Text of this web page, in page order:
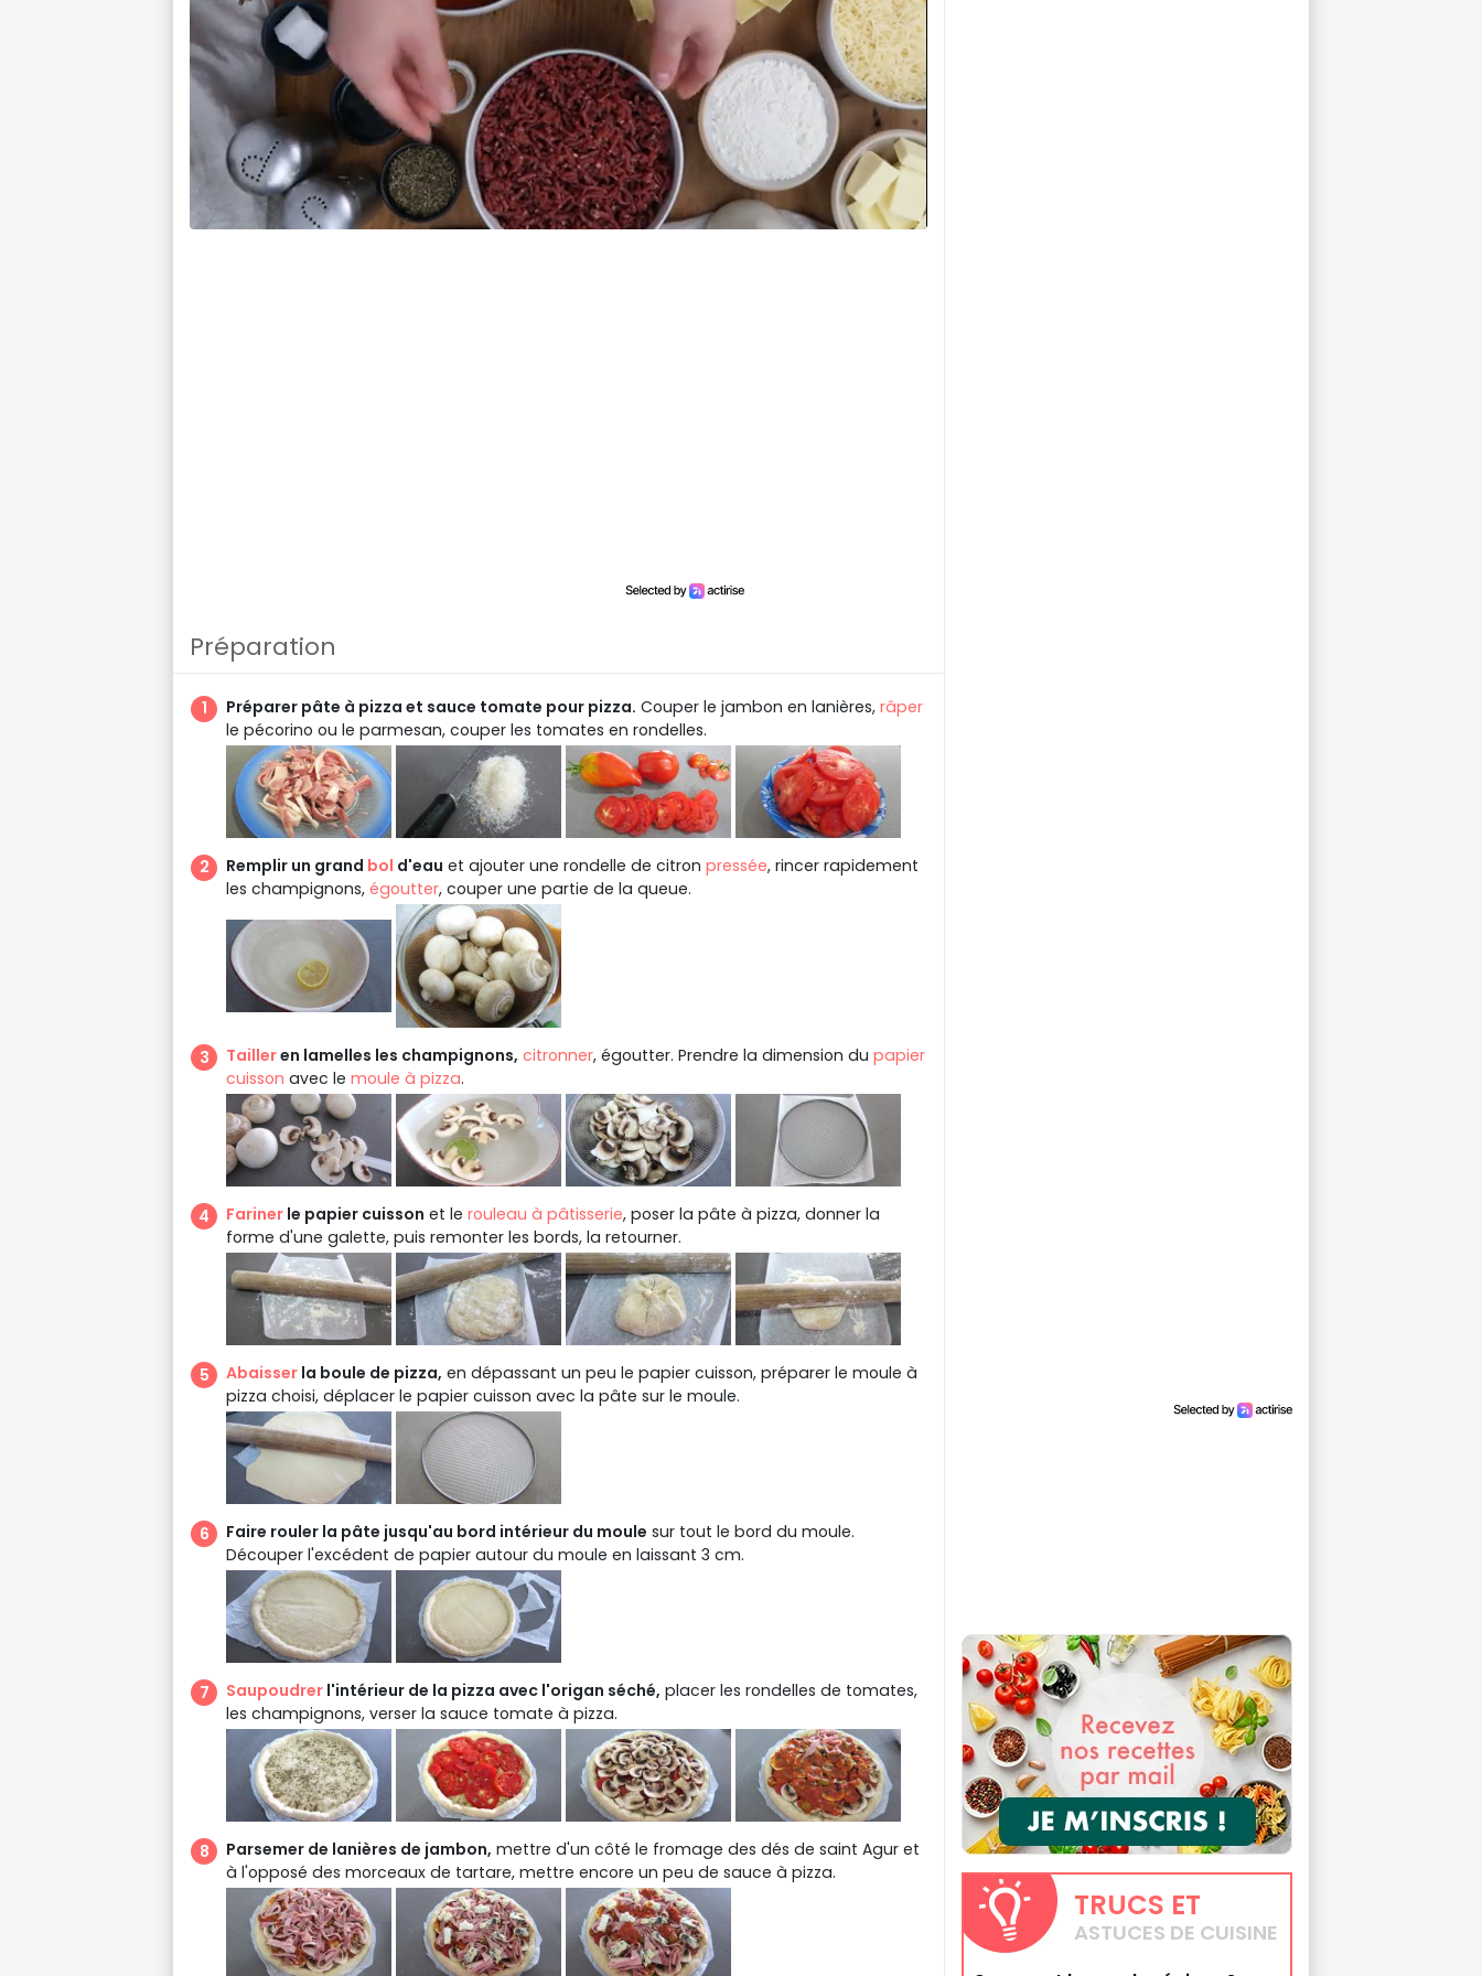
Préparation
Préparer pâte à pizza et sauce tomate pour pizza. Couper le jambon en lanières, râper
le pécorino ou le parmesan, couper les tomates en rondelles.
Remplir un grand bol d'eau et ajouter une rondelle de citron pressée, rincer rapidement
les champignons, égoutter, couper une partie de la queue.
Tailleren lamelles les champignons, citronner, égoutter. Prendre la dimension du papier
cuisson avec le moule à pizza.
Fariner le papier cuisson et le rouleau à pâtisserie, poser la pâte à pizza, donner la
forme d'une galette, puis remonter les bords, la retourner.
Abaisser la boule de pizza, en dépassant un peu le papier cuisson, préparer le moule à
pizza choisi, déplacer le papier cuisson avec la pâte sur le moule.
Faire rouler la pâte jusqu'au bord intérieur du moule sur tout le bord du moule.
Découper l'excédent de papier autour du moule en laissant 3 cm.
Saupoudrer l'intérieur de la pizza avec l'origan séché, placer les rondelles de tomates,
les champignons, verser la sauce tomate à pizza.
Parsemer de lanières de jambon, mettre d'un côté le fromage des dés de saint Agur et
à l'opposé des morceaux de tartare, mettre encore un peu de sauce à pizza.
TRUCS ET
ASTUCES DE CUISINE